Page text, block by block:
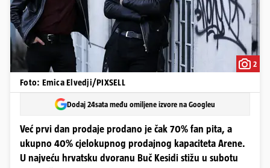
2
Foto: Emica Elvedji/PIXSELL
Dodaj 24sata među omiljene izvore na Googleu
Već prvi dan prodaje prodano je čak 70% fan pita, a
ukupno 40% cjelokupnog prodajnog kapaciteta Arene.
U najveću hrvatsku dvoranu Buč Kesidi stižu u subotu